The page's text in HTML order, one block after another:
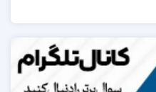
تألیف کتاب «ترک آسان
دقیق و جامع روش‌های
پرداخته است.این کتاب به